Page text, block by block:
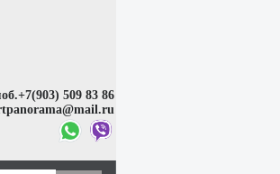
509 83 86